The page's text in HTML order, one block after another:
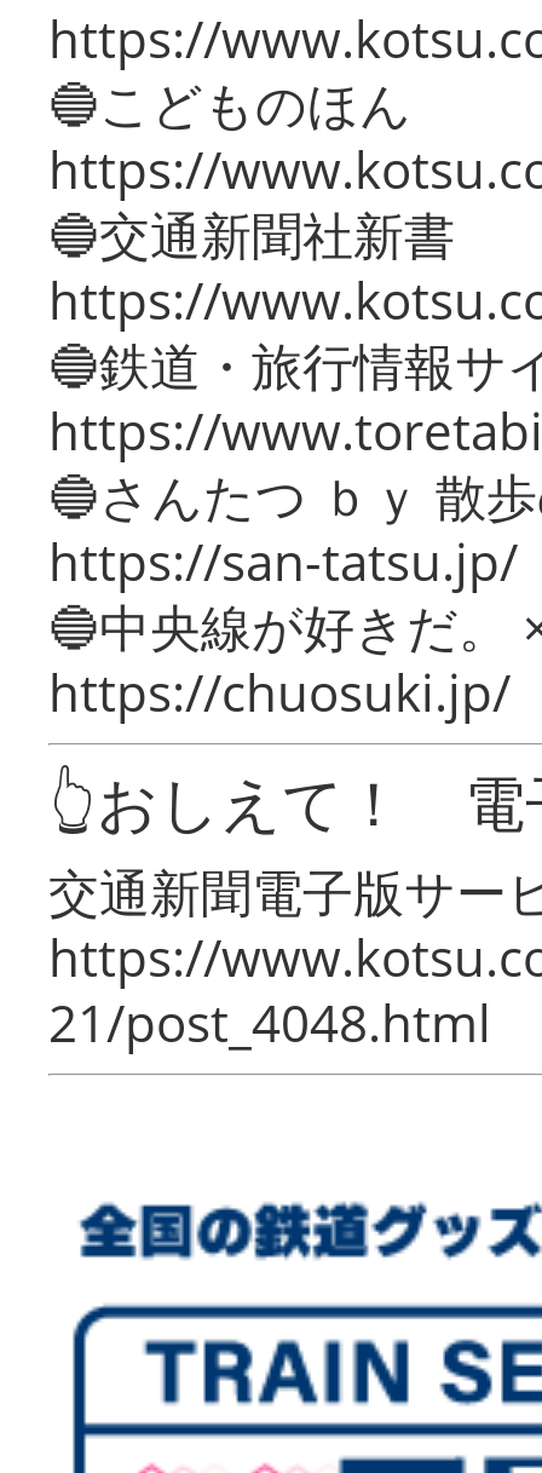
https://
🔵こどものほん
https://
🔵交通新聞社新書
https://
🔵鉄道・旅行情報サ
https://
🔵さんたつ ｂｙ 散
https://san-tatsu.jp/
🔵中央線が好きだ。
https://chuosuki.jp/
👆おしえて！ 電
交通新聞電子版サー
https://
21/post_4048.html